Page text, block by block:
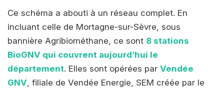
Ce schéma a abouti à un réseau complet. En
incluant celle de Mortagne-sur-Sèvre, sous
bannière Agribiométhane, ce sont 8 stations
BioGNV qui couvrent aujourd’hui le
département. Elles sont opérées par Vendée
GNV, filiale de Vendée Energie, SEM créée par le